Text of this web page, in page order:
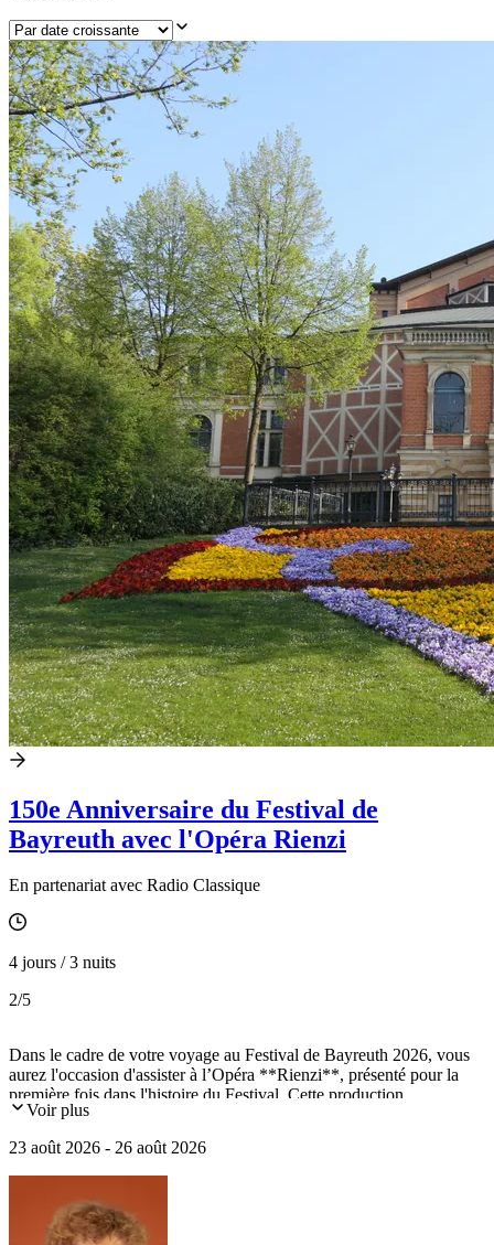
150e Anniversaire du Festival de
Bayreuth avec l'Opéra Rienzi
En partenariat avec Radio Classique
4 jours / 3 nuits
2/5
Dans le cadre de votre voyage au Festival de Bayreuth 2026, vous
aurez l'occasion d'assister à l’Opéra **Rienzi**, présenté pour la
première fois dans l'histoire du Festival. Cette production
exceptionnelle s'inscrit dans la saison célébrant le 150ᵉ anniversaire
programmée en raison de son ampleur, Rienzi constitue un moment
fort de cette édition. Mise en scène par Alexandra Szemerédy et
Stutzmann
Voir plus
23 août 2026 - 26 août 2026